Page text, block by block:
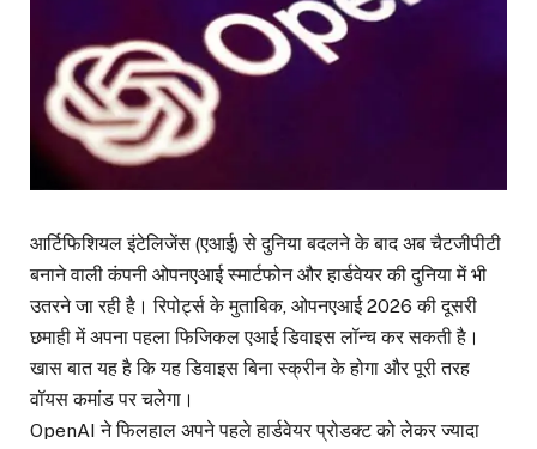
आर्टिफिशियल इंटेलिजेंस (एआई) से दुनिया बदलने के बाद अब चैटजीपीटी
बनाने वाली कंपनी ओपनएआई स्मार्टफोन और हार्डवेयर की दुनिया में भी
उतरने जा रही है। रिपोर्ट्स के मुताबिक, ओपनएआई 2026 की दूसरी
छमाही में अपना पहला फिजिकल एआई डिवाइस लॉन्च कर सकती है।
खास बात यह है कि यह डिवाइस बिना स्क्रीन के होगा और पूरी तरह
वॉयस कमांड पर चलेगा।
OpenAI ने फिलहाल अपने पहले हार्डवेयर प्रोडक्ट को लेकर ज्यादा